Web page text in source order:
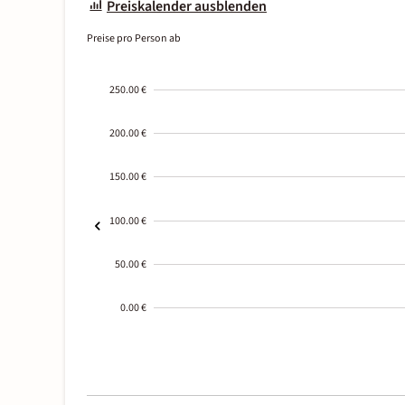
Preiskalender ausblenden
Preise pro Person ab
250.00 €
200.00 €
150.00 €
100.00 €
50.00 €
0.00 €
01-02